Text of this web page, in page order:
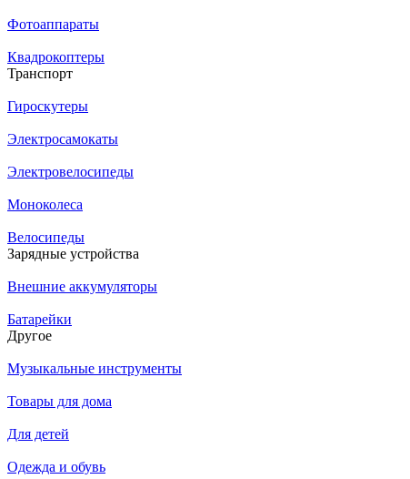
Фотоаппараты
Квадрокоптеры
Транспорт
Гироскутеры
Электросамокаты
Электровелосипеды
Моноколеса
Велосипеды
Зарядные устройства
Внешние аккумуляторы
Батарейки
Другое
Музыкальные инструменты
Товары для дома
Для детей
Одежда и обувь